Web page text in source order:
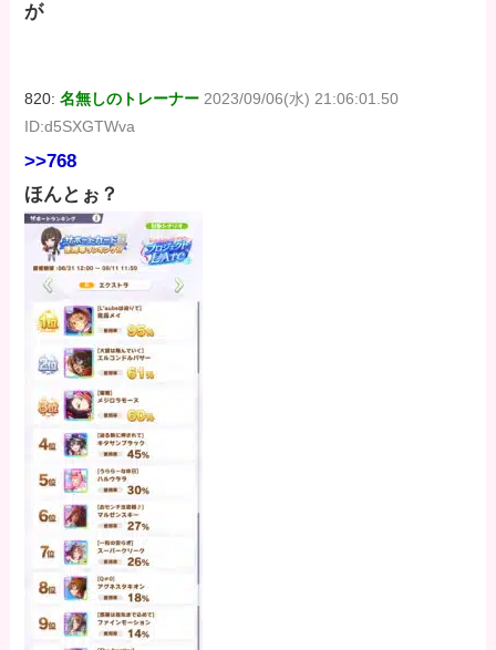
が
820:名無しのトレーナー 2023/09/06(水) 21:06:01.50
ID:d5SXGTWva
>>768
ほんとぉ？